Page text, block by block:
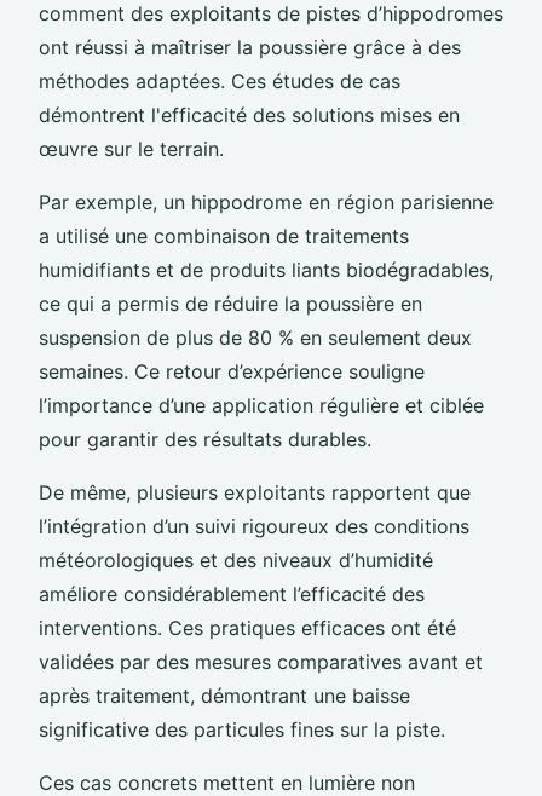
comment des exploitants de pistes d’hippodromes
ont réussi à maîtriser la poussière grâce à des
méthodes adaptées. Ces études de cas
démontrent l'efficacité des solutions mises en
œuvre sur le terrain.
Par exemple, un hippodrome en région parisienne
a utilisé une combinaison de traitements
humidifiants et de produits liants biodégradables,
ce qui a permis de réduire la poussière en
suspension de plus de 80 % en seulement deux
semaines. Ce retour d’expérience souligne
l’importance d’une application régulière et ciblée
pour garantir des résultats durables.
De même, plusieurs exploitants rapportent que
l’intégration d’un suivi rigoureux des conditions
météorologiques et des niveaux d’humidité
améliore considérablement l’efficacité des
interventions. Ces pratiques efficaces ont été
validées par des mesures comparatives avant et
après traitement, démontrant une baisse
significative des particules fines sur la piste.
Ces cas concrets mettent en lumière non